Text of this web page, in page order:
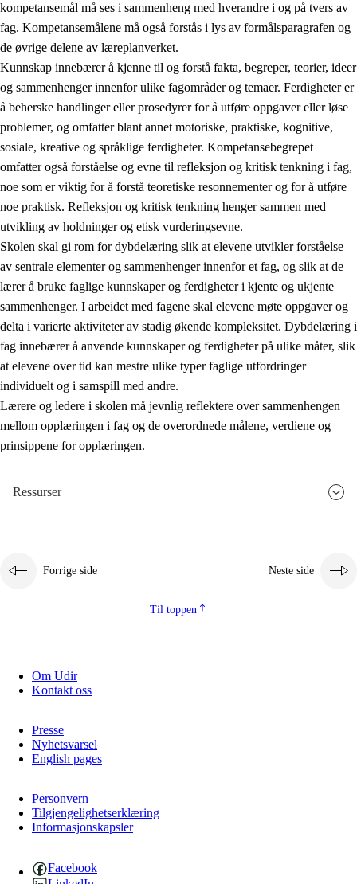
Grunnleggende ferdigheter
2.4 Å lære å lære
Tverrfaglige temaer
kompetansemål må ses i sammenheng med hverandre i og på tvers av
fag. Kompetansemålene må også forstås i lys av formålsparagrafen og
de øvrige delene av læreplanverket.
Kunnskap innebærer å kjenne til og forstå fakta, begreper, teorier, ideer
og sammenhenger innenfor ulike fagområder og temaer. Ferdigheter er
å beherske handlinger eller prosedyrer for å utføre oppgaver eller løse
problemer, og omfatter blant annet motoriske, praktiske, kognitive,
sosiale, kreative og språklige ferdigheter. Kompetansebegrepet
omfatter også forståelse og evne til refleksjon og kritisk tenkning i fag,
noe som er viktig for å forstå teoretiske resonnementer og for å utføre
noe praktisk. Refleksjon og kritisk tenkning henger sammen med
utvikling av holdninger og etisk vurderingsevne.
Skolen skal gi rom for dybdelæring slik at elevene utvikler forståelse
av sentrale elementer og sammenhenger innenfor et fag, og slik at de
lærer å bruke faglige kunnskaper og ferdigheter i kjente og ukjente
sammenhenger. I arbeidet med fagene skal elevene møte oppgaver og
delta i varierte aktiviteter av stadig økende kompleksitet. Dybdelæring i
fag innebærer å anvende kunnskaper og ferdigheter på ulike måter, slik
at elevene over tid kan mestre ulike typer faglige utfordringer
individuelt og i samspill med andre.
Lærere og ledere i skolen må jevnlig reflektere over sammenhengen
mellom opplæringen i fag og de overordnede målene, verdiene og
prinsippene for opplæringen.
Ressurser
Forrige side Neste side
Til toppen
Om Udir
Kontakt oss
Presse
Nyhetsvarsel
English pages
Personvern
Tilgjengelighetserklæring
Informasjonskapsler
Facebook